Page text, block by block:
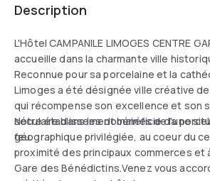
Description
L'Hôtel CAMPANILE LIMOGES CENTRE
accueille dans la charmante ville
Reconnue pour sa porcelaine et la
Limoges a été désignée ville créative de
qui récompense son excellence et son
séculaire dans les domaines de la
feu.
Notre établissement bénéficie d'une
géographique privilégiée, au coeur du
proximité des principaux commerces et
Gare des Bénédictins.Venez vous